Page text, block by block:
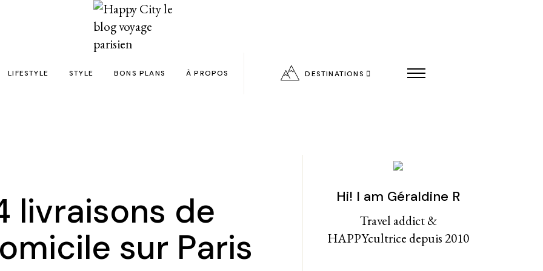
en 24h chrono
filles
LIFESTYLE
Livres
Shopping
Kids
STYLE
Tattoos
BONS PLANS À PROPOS
Politique de confidentialité
FAQ
DESTINATIONS
livraisons de
sur Paris
Hi! I am Géraldine R
Travel addict &
HAPPYcultrice depuis 2010